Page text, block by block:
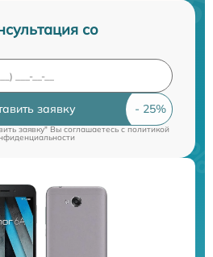
со
заявку
заявку" Вы соглашаетесь cполитикой